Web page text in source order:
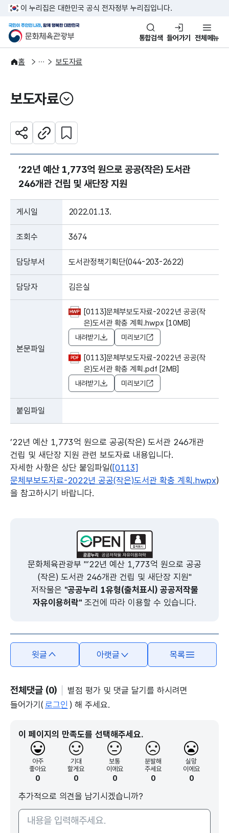
본문 바로가기
주메뉴 바로가기
이 누리집은 대한민국 공식 전자정부 누리집입니다.
문화체육관광부
국민이 주인인 나라, 함께 행복
통합검색 들어가기 전체메뉴
홈
알림·소식
보도·뉴스 보도자료
보도자료
열기
공유하기주소복사
관심 콘텐츠 설정하기
’22년 예산 1,773억 원으로 공공(작은) 도서관
246개관 건립 및 새단장 지원
게시일 2022.01.13.
조회수 3674
담당부서 도서관정책기획단(044-203-2622)
담당자 김은실
본문파일
[0113]문체부보도자료-2022년 공공(작
은)도서관 확충 계획.hwpx [10MB]
내려받기 미리보기
[0113]문체부보도자료-2022년 공공(작
은)도서관 확충 계획.pdf [2MB]
내려받기 미리보기
붙임파일
’22년 예산 1,773억 원으로 공공(작은) 도서관 246개관
건립 및 새단장 지원 관련 보도자료 내용입니다.
자세한 사항은 상단 붙임파일([0113]
문체부보도자료-2022년 공공(작은)도서관 확충 계획.hwpx)
을 참고하시기 바랍니다.
문화체육관광부 "’22년 예산 1,773억 원으로 공공
(작은) 도서관 246개관 건립 및 새단장 지원"
저작물은 "공공누리 1유형(출처표시) 공공저작물
자유이용허락"조건에 따라 이용할 수 있습니다.
윗글 아랫글 목록
전체댓글 (0)
별점 평가 및 댓글 달기를 하시려면
들어가기( 로그인 ) 해 주세요.
이 페이지의 만족도를 선택해주세요.
아주
좋아요
0
기대
할게요
0
보통
이에요
0
분발해
주세요
0
실망
이에요
0
추가적으로 의견을 남기시겠습니까?